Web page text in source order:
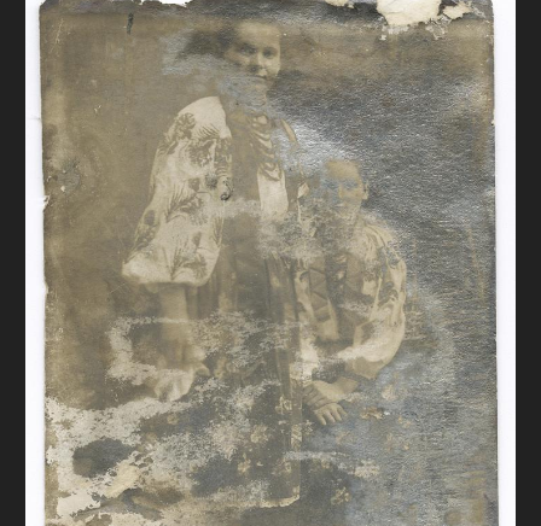
ПОСЛУГИ
FAQ
ОНЛАЙН-КРАМНИЦЯ
ПІДТРИМАТИ